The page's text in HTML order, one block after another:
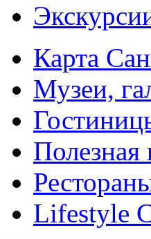
Карта
Музеи,
Lifestyle